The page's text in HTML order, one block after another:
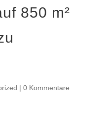
850 m²
| 0 Kommentare